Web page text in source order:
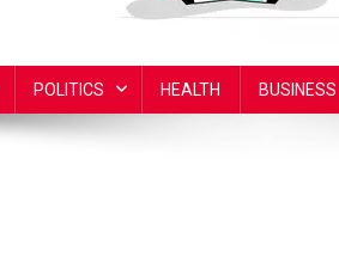
POLITICS HEALTH BUSINESS